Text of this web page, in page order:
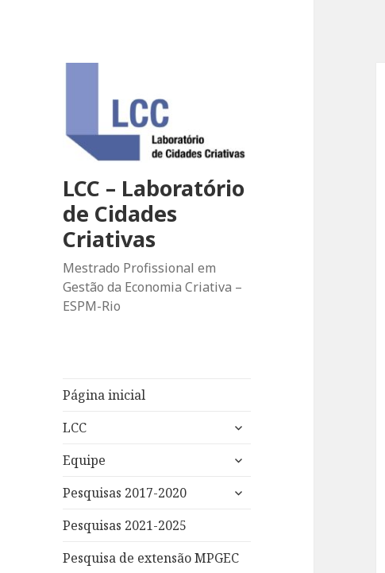
LCC – Laboratório
de Cidades
Criativas
Mestrado Profissional em
Gestão da Economia Criativa –
ESPM-Rio
Página inicial
LCC
expandir
Equipe
expandir
Pesquisas 2017-2020
expandir
Pesquisas 2021-2025
Pesquisa de extensão MPGEC